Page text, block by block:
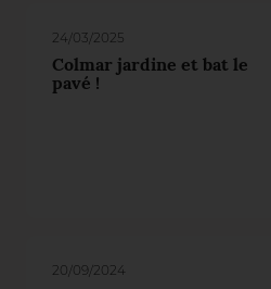
24/03/2025
Colmar jardine et bat le
pavé !
20/09/2024